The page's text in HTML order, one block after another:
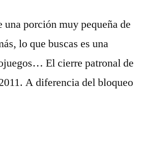
porción muy pequeña de
lo que buscas es una
El cierre patronal de
A diferencia del bloqueo